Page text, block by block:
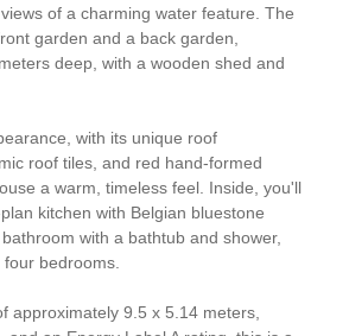
of a charming water feature. The
garden and a back garden,
deep, with a wooden shed and
with its unique roof
roof tiles, and red hand-formed
a warm, timeless feel. Inside, you'll
kitchen with Belgian bluestone
with a bathtub and shower,
bedrooms.
approximately 9.5 x 5.14 meters,